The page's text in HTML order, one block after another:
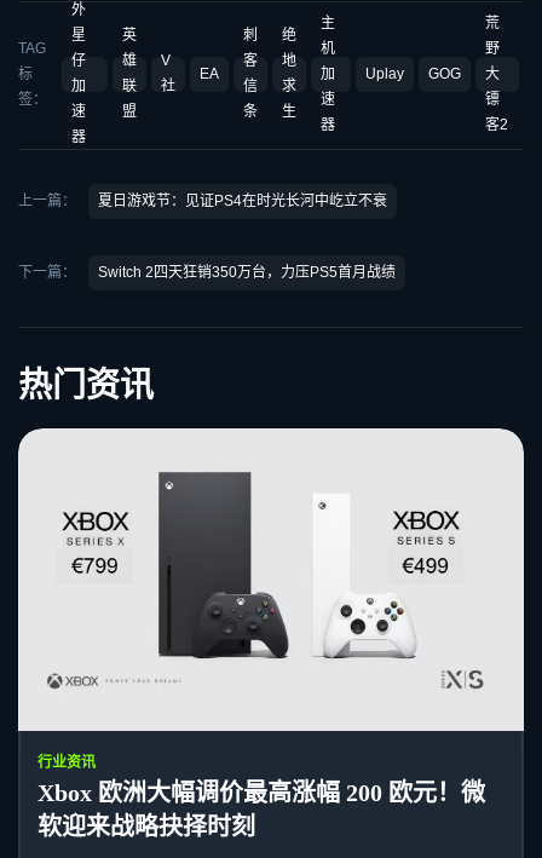
TAG
标
签：
外
星
仔
加
速
器
英
雄
联
盟
V
社
EA
刺
客
信
条
绝
地
求
生
主
机
加
速
器
Uplay GOG
荒
野
大
镖
客2
上一篇： 夏日游戏节：见证PS4在时光长河中屹立不衰
下一篇： Switch 2四天狂销350万台，力压PS5首月战绩
热门资讯
行业资讯
Xbox 欧洲大幅调价最高涨幅 200 欧元！微
软迎来战略抉择时刻